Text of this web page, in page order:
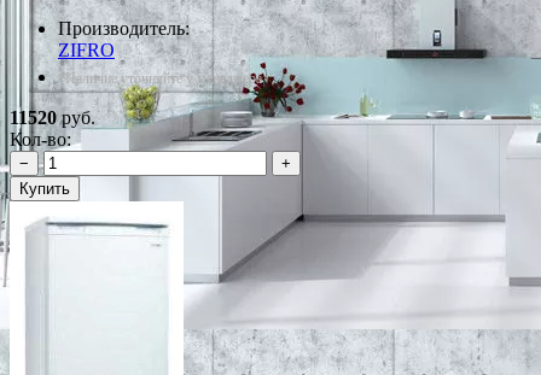
Производитель:
ZIFRO
*Наличие уточняйте у менеджера
11520руб.
Кол-во:
−
+
Купить